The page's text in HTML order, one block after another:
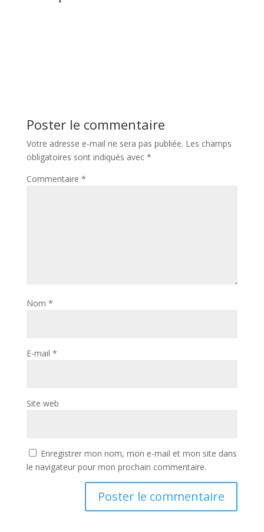
Poster le commentaire
Votre adresse e-mail ne sera pas publiée. Les champs
obligatoires sont indiqués avec *
Commentaire *
Nom *
E-mail *
Site web
Enregistrer mon nom, mon e-mail et mon site dans
le navigateur pour mon prochain commentaire.